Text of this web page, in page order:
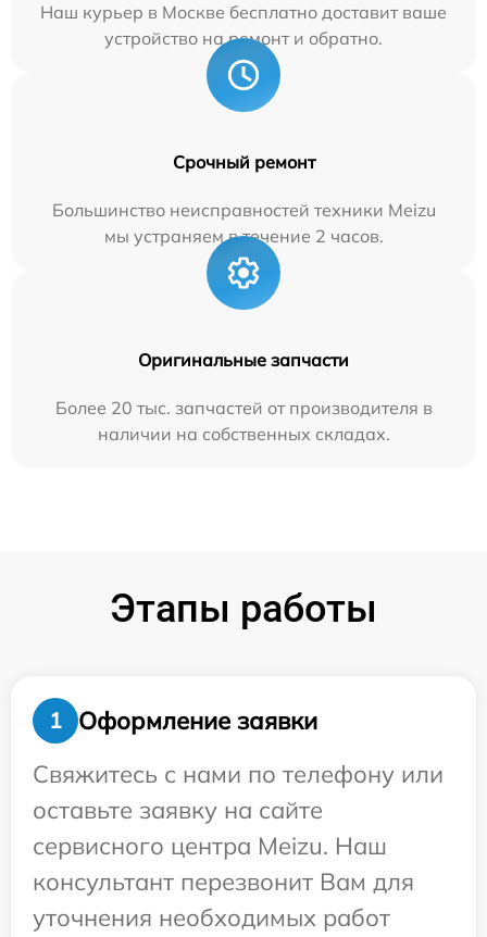
Наш курьер в Москве бесплатно доставит ваше
устройство на ремонт и обратно.
Срочный ремонт
Большинство неисправностей техники Meizu
мы устраняем в течение 2 часов.
Оригинальные запчасти
Более 20 тыс. запчастей от производителя в
наличии на собственных складах.
Этапы работы
1
Оформление заявки
Свяжитесь с нами по телефону или
оставьте заявку на сайте
сервисного центра Meizu. Наш
консультант перезвонит Вам для
уточнения необходимых работ